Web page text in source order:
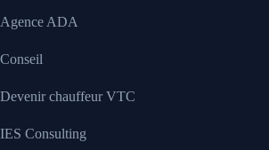
Agence ADA
Conseil
Devenir chauffeur VTC
IES Consulting